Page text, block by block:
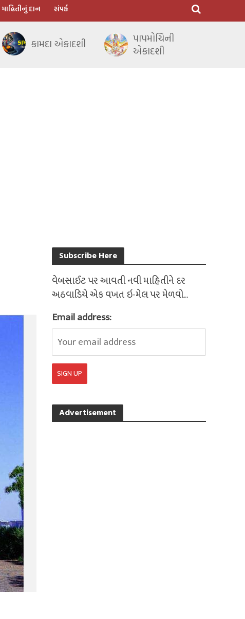
માહિતીનું દાન સંપર્ક
કામદા એકાદશી
પાપમોચિની
એકાદશી
Subscribe Here
વેબસાઈટ પર આવતી નવી માહિતીને દર
અઠવાડિયે એક વખત ઇ-મેલ પર મેળવો...
Email address:
Advertisement